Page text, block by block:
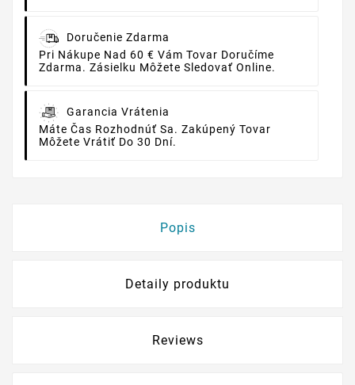
Doručenie Zdarma
Pri Nákupe Nad 60 € Vám Tovar Doručíme
Zdarma. Zásielku Môžete Sledovať Online.
Garancia Vrátenia
Máte Čas Rozhodnúť Sa. Zakúpený Tovar
Môžete Vrátiť Do 30 Dní.
Popis
Detaily produktu
Reviews